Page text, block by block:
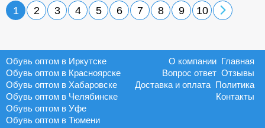
1 2 3 4 5 6 7 8 9 10
Обувь оптом в Иркутске
Обувь оптом в Красноярске
Обувь оптом в Хабаровске
Обувь оптом в Челябинске
Обувь оптом в Уфе
Обувь оптом в Тюмени
Главная
О компании
Отзывы
Вопрос ответ
Политика
Доставка и оплата
Контакты